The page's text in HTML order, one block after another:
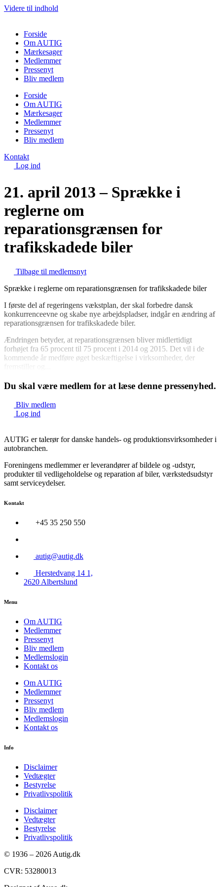
Videre til indhold
Forside
Om AUTIG
Mærkesager
Medlemmer
Pressenyt
Bliv medlem
Forside
Om AUTIG
Mærkesager
Medlemmer
Pressenyt
Bliv medlem
Kontakt
Log ind
21. april 2013 – Sprække i
reglerne om
reparationsgrænsen for
trafikskadede biler
Tilbage til medlemsnyt
Sprække i reglerne om reparationsgrænsen for trafikskadede biler
I første del af regeringens vækstplan, der skal forbedre dansk
konkurrenceevne og skabe nye arbejdspladser, indgår en ændring af
reparationsgrænsen for trafikskadede biler.
Ændringen betyder, at reparationsgrænsen bliver midlertidigt
forhøjet fra 65 procent til 75 procent i 2014 og 2015. Det vil i de
kommende år medføre øget beskæftigelse i virksomheder, der
Du skal være medlem for at læse denne pressenyhed.
Bliv medlem
Log ind
AUTIG er talerør for danske handels- og produktionsvirksomheder i
autobranchen.
Foreningens medlemmer er leverandører af bildele og -udstyr,
produkter til vedligeholdelse og reparation af biler, værkstedsudstyr
samt serviceydelser.
Kontakt
+45 35 250 550
autig@autig.dk
Herstedvang 14 1,
2620 Albertslund
Menu
Om AUTIG
Medlemmer
Pressenyt
Bliv medlem
Medlemslogin
Kontakt os
Om AUTIG
Medlemmer
Pressenyt
Bliv medlem
Medlemslogin
Kontakt os
Info
Disclaimer
Vedtægter
Bestyrelse
Privatlivspolitik
Disclaimer
Vedtægter
Bestyrelse
Privatlivspolitik
© 1936 – 2026 Autig.dk
CVR: 53280013